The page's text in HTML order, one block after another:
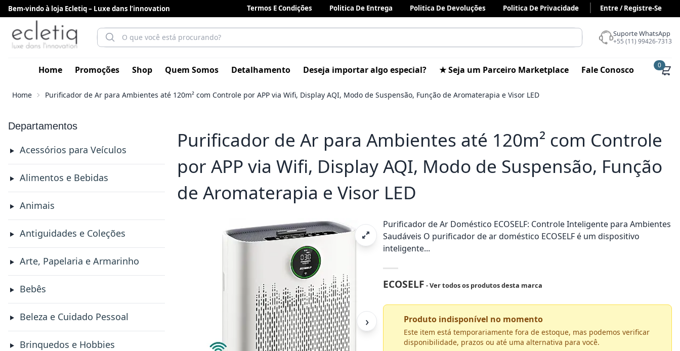
Bem-vindo à loja Ecletiq – Luxe dans l’innovation Termos E Condições Politica De Entrega Politica De Devoluções Politica De Privacidade Entre / Registre-Se
Suporte WhatsApp
+55 (11) 99426-7313
Home Promoções Shop Quem Somos Detalhamento Deseja importar algo especial? ★ Seja um Parceiro Marketplace Fale Conosco 0
Home Purificador de Ar para Ambientes até 120m² com Controle por APP via Wifi, Display AQI, Modo de Suspensão, Função de Aromaterapia e Visor LED
Departamentos
Acessórios para Veículos
Alimentos e Bebidas
Animais
Antiguidades e Coleções
Arte, Papelaria e Armarinho
Bebês
Beleza e Cuidado Pessoal
Brinquedos e Hobbies
Purificador de Ar para Ambientes até 120m² com Controle
por APP via Wifi, Display AQI, Modo de Suspensão, Função
de Aromaterapia e Visor LED
›
Purificador de Ar Doméstico ECOSELF: Controle Inteligente para Ambientes
Saudáveis O purificador de ar doméstico ECOSELF é um dispositivo
inteligente...
ECOSELF - Ver todos os produtos desta marca
Produto indisponível no momento
Este item está temporariamente fora de estoque, mas podemos verificar
disponibilidade, prazos ou até uma alternativa para você.